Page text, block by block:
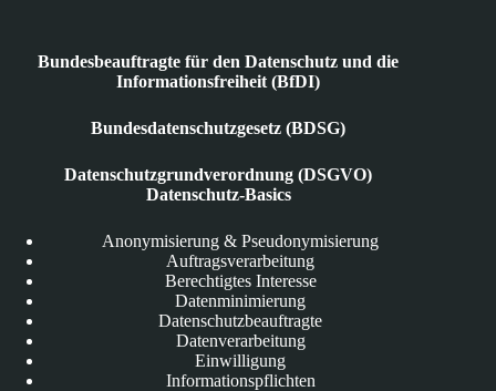
Bundesbeauftragte für den Datenschutz und die
Informationsfreiheit (BfDI)
Bundesdatenschutzgesetz (BDSG)
Datenschutzgrundverordnung (DSGVO)
Datenschutz-Basics
Anonymisierung & Pseudonymisierung
Auftragsverarbeitung
Berechtigtes Interesse
Datenminimierung
Datenschutzbeauftragte
Datenverarbeitung
Einwilligung
Informationspflichten